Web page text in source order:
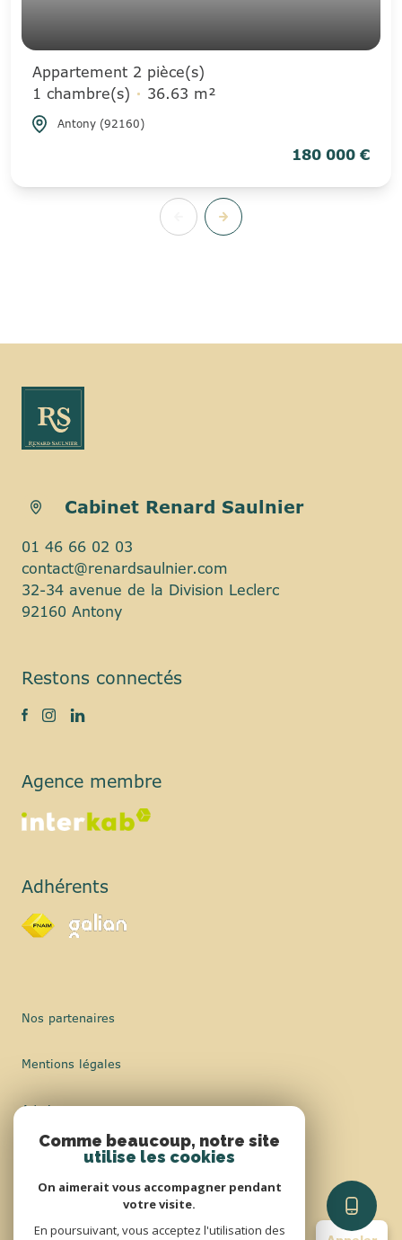
Appartement 2 pièce(s)
1 chambre(s)
36.63 m²
Antony (92160)
180 000 €
Cabinet Renard Saulnier
01 46 66 02 03
contact@renardsaulnier.com
32-34 avenue de la Division Leclerc
92160 Antony
Restons connectés
Agence membre
Adhérents
Nos partenaires
Mentions légales
Admin
Nos honoraires
Comme beaucoup, notre site
utilise les cookies
On aimerait vous accompagner pendant
votre visite.
En poursuivant, vous acceptez l'utilisation des